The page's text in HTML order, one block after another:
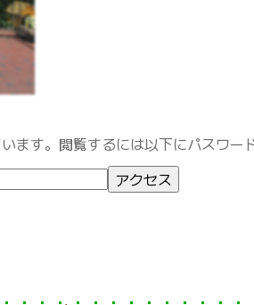
ます。閲覧するには以下にパスワー